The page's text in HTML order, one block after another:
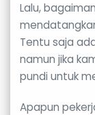
Lalu,
Tentu saja
namun jika
pundi untuk
Apapun